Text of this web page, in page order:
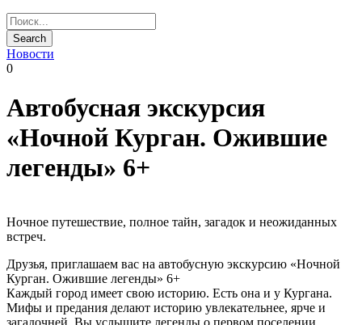
Новости
0
Автобусная экскурсия
«Ночной Курган. Ожившие
легенды» 6+
Ночное путешествие, полное тайн, загадок и неожиданных
встреч.
Друзья, приглашаем вас на автобусную экскурсию «Ночной
Курган. Ожившие легенды» 6+
Каждый город имеет свою историю. Есть она и у Кургана.
Мифы и предания делают историю увлекательнее, ярче и
загадочней. Вы услышите легенды о первом поселении,